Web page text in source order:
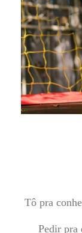
Tô pra
Pedir pra